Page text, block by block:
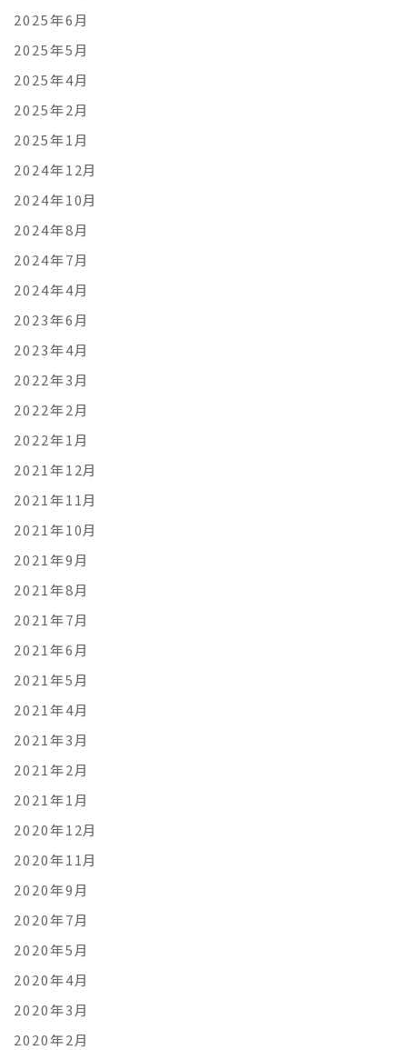
2025年6月
2025年5月
2025年4月
2025年2月
2025年1月
2024年12月
2024年10月
2024年8月
2024年7月
2024年4月
2023年6月
2023年4月
2022年3月
2022年2月
2022年1月
2021年12月
2021年11月
2021年10月
2021年9月
2021年8月
2021年7月
2021年6月
2021年5月
2021年4月
2021年3月
2021年2月
2021年1月
2020年12月
2020年11月
2020年9月
2020年7月
2020年5月
2020年4月
2020年3月
2020年2月